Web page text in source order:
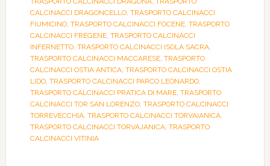
CALCINACCI DRAGONCELLO, TRASPORTO CALCINACCI
FIUMICINO, TRASPORTO CALCINACCI FOCENE, TRASPORTO
CALCINACCI FREGENE, TRASPORTO CALCINACCI
INFERNETTO, TRASPORTO CALCINACCI ISOLA SACRA,
TRASPORTO CALCINACCI MACCARESE, TRASPORTO
CALCINACCI OSTIA ANTICA, TRASPORTO CALCINACCI OSTIA
LIDO, TRASPORTO CALCINACCI PARCO LEONARDO,
TRASPORTO CALCINACCI PRATICA DI MARE, TRASPORTO
CALCINACCI TOR SAN LORENZO, TRASPORTO CALCINACCI
TORREVECCHIA, TRASPORTO CALCINACCI TORVAIANICA,
TRASPORTO CALCINACCI TORVAJANICA, TRASPORTO
CALCINACCI VITINIA